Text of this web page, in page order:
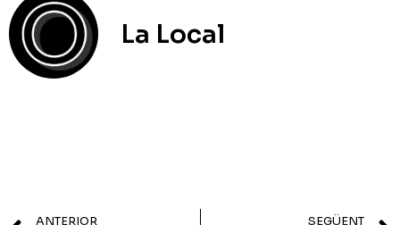
La Local
ANTERIOR SEGÜENT